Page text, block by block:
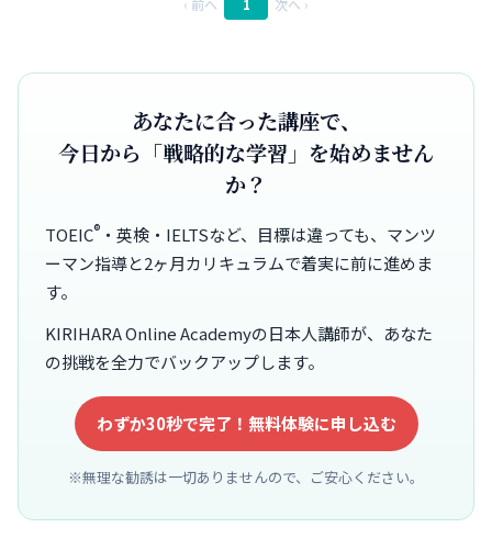
‹ 前へ 1 次へ ›
あなたに合った講座で、
今日から「戦略的な学習」を始めません
か？
TOEIC® ・英検・IELTSなど、目標は違っても、マンツ
ーマン指導と2ヶ月カリキュラムで着実に前に進めま
す。
KIRIHARA Online Academyの日本人講師が、あなた
の挑戦を全力でバックアップします。
わずか30秒で完了！無料体験に申し込む
※無理な勧誘は一切ありませんので、ご安心ください。